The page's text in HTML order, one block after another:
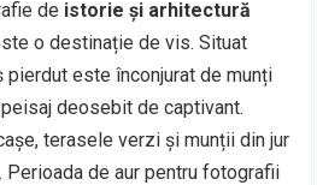
de istorie și arhitectură
o destinație de vis. Situat
pierdut este înconjurat de munți
deosebit de captivant.
terasele verzi și munții din jur
Perioada de aur pentru fotografii